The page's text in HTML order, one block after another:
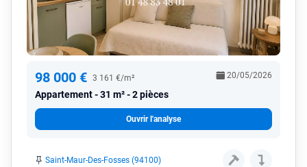
98 000 € 3 161 €/m²
Appartement 31 m² - 2 pièces
20/05/2026
Ouvrir l'analyse
Saint-Maur-Des-Fosses (94100)